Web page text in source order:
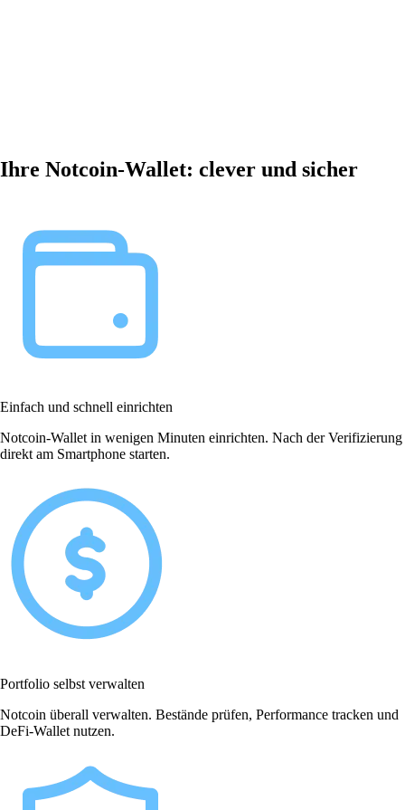
Ihre Notcoin-Wallet: clever und sicher
Einfach und schnell einrichten
Notcoin-Wallet in wenigen Minuten einrichten. Nach der Verifizierung
direkt am Smartphone starten.
Portfolio selbst verwalten
Notcoin überall verwalten. Bestände prüfen, Performance tracken und
DeFi-Wallet nutzen.